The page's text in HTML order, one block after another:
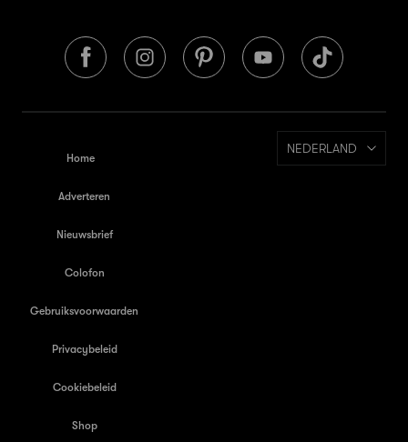
Home
Adverteren
Nieuwsbrief
Colofon
Gebruiksvoorwaarden
Privacybeleid
Cookiebeleid
Shop
NEDERLAND